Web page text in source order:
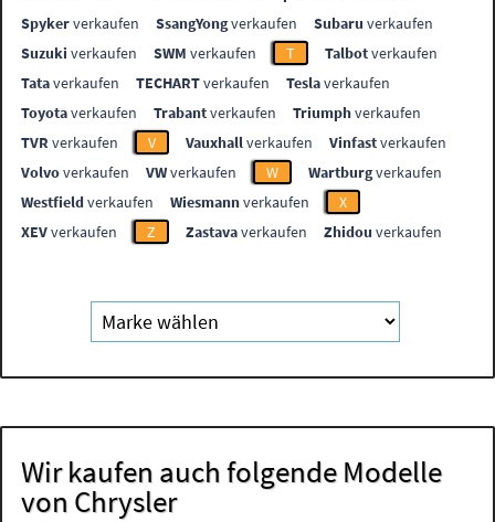
Spykerverkaufen SsangYongverkaufen Subaru verkaufen
Suzuki verkaufen SWM verkaufen T Talbotverkaufen
Tataverkaufen TECHARTverkaufen Teslaverkaufen
Toyotaverkaufen Trabantverkaufen Triumphverkaufen
TVR verkaufen V Vauxhallverkaufen Vinfastverkaufen
Volvoverkaufen VWverkaufen W Wartburgverkaufen
Westfieldverkaufen Wiesmannverkaufen
X
XEVverkaufen Z Zastavaverkaufen Zhidou verkaufen
Wir kaufen auch folgende Modelle
von Chrysler